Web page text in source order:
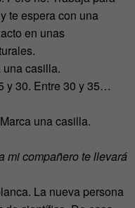
te espera con una
en unas
casilla.
y 30. Entre 30 y 35…
una casilla.
mi compañero te llevará
La nueva persona